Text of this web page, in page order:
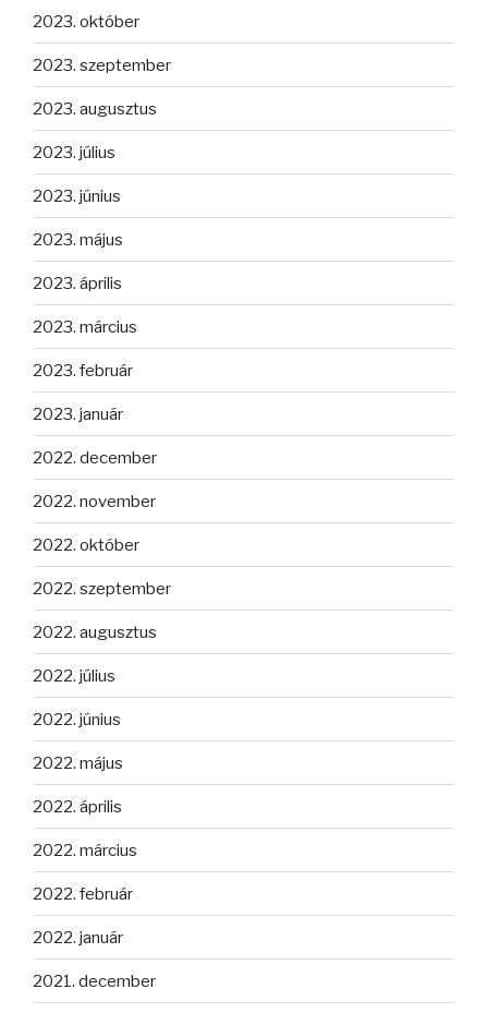
2023. október
2023. szeptember
2023. augusztus
2023. július
2023. június
2023. május
2023. április
2023. március
2023. február
2023. január
2022. december
2022. november
2022. október
2022. szeptember
2022. augusztus
2022. július
2022. június
2022. május
2022. április
2022. március
2022. február
2022. január
2021. december